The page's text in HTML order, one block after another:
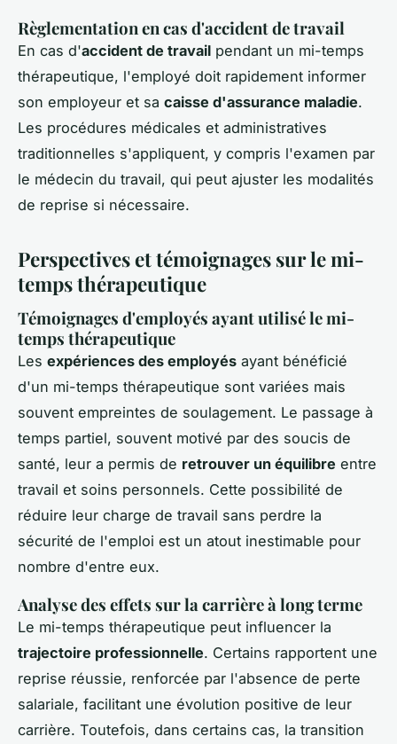
Règlementation en cas d'accident de travail
En cas d'accident de travail pendant un mi-temps
thérapeutique, l'employé doit rapidement informer
son employeur et sa caisse d'assurance maladie.
Les procédures médicales et administratives
traditionnelles s'appliquent, y compris l'examen par
le médecin du travail, qui peut ajuster les modalités
de reprise si nécessaire.
Perspectives et témoignages sur le mi-
temps thérapeutique
Témoignages d'employés ayant utilisé le mi-
temps thérapeutique
Les expériences des employés ayant bénéficié
d'un mi-temps thérapeutique sont variées mais
souvent empreintes de soulagement. Le passage à
temps partiel, souvent motivé par des soucis de
santé, leur a permis de retrouver un équilibre entre
travail et soins personnels. Cette possibilité de
réduire leur charge de travail sans perdre la
sécurité de l'emploi est un atout inestimable pour
nombre d'entre eux.
Analyse des effets sur la carrière à long terme
Le mi-temps thérapeutique peut influencer la
trajectoire professionnelle. Certains rapportent une
reprise réussie, renforcée par l'absence de perte
salariale, facilitant une évolution positive de leur
carrière. Toutefois, dans certains cas, la transition